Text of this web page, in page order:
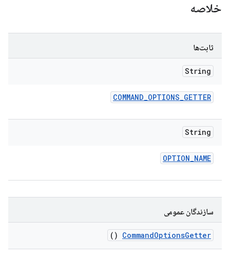
خلاصه
ثابت‌ها
String
COMMAND_OPTIONS_GETTER
String
OPTION_NAME
سازندگان عمومی
CommandOptionsGetter
()